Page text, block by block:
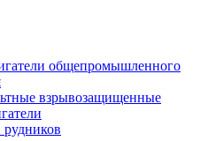
общепромышленного
взрывозащищенные